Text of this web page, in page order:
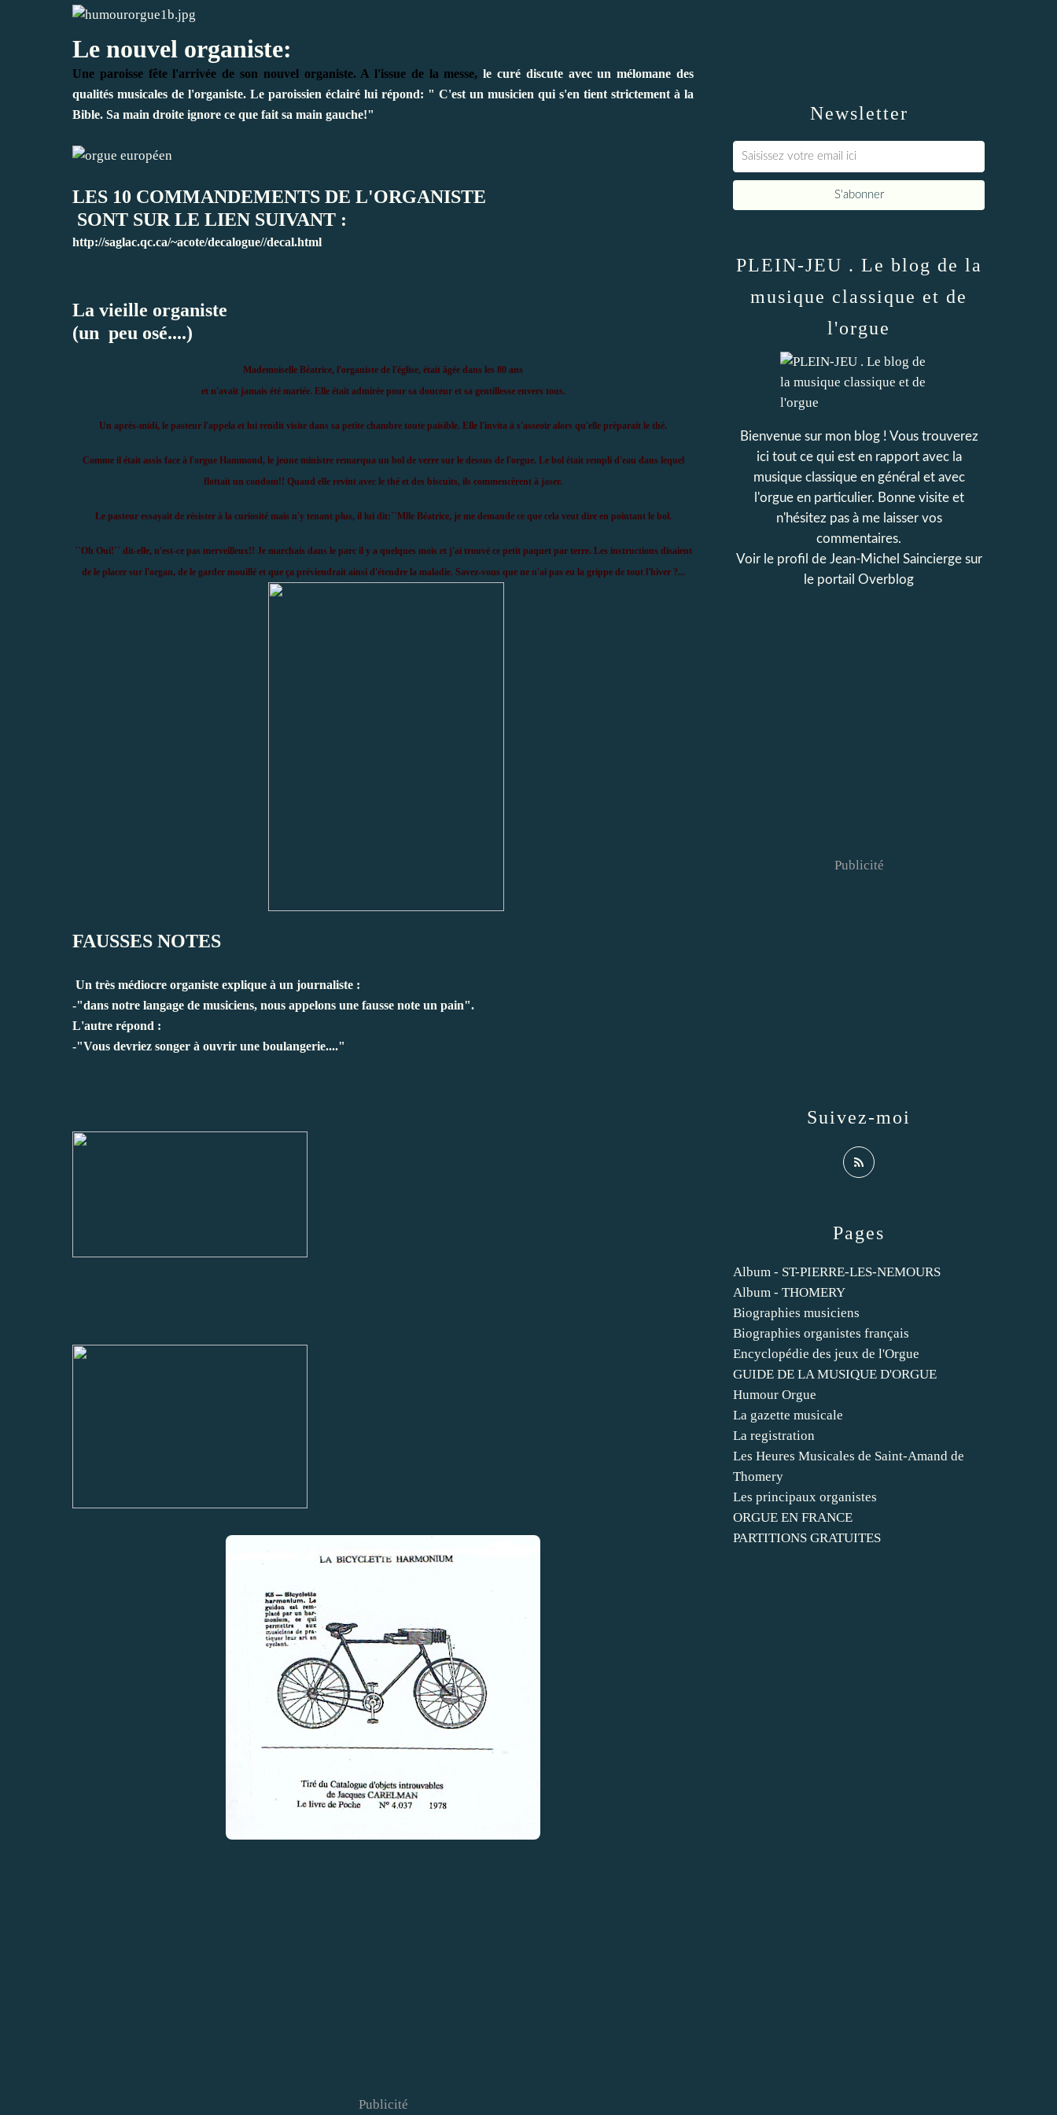
Le nouvel organiste:
Une paroisse fête l'arrivée de son nouvel organiste. A l'issue de la messe, le curé discute avec un mélomane des
qualités musicales de l'organiste. Le paroissien éclairé lui répond: " C'est un musicien qui s'en tient strictement à la
Bible. Sa main droite ignore ce que fait sa main gauche!"
LES 10 COMMANDEMENTS DE L'ORGANISTE
SONT SUR LE LIEN SUIVANT :
http://saglac.qc.ca/~acote/decalogue//decal.html
La vieille organiste
(un peu osé....)
Mademoiselle Béatrice, l'organiste de l'église, était âgée dans les 80 ans
et n'avait jamais été mariée. Elle était admirée pour sa douceur et sa gentillesse envers tous.
Un après-midi, le pasteur l'appela et lui rendit visite dans sa petite chambre toute paisible. Elle l'invita à s'asseoir alors qu'elle préparait le thé.
Comme il était assis face à l'orgue Hammond, le jeune ministre remarqua un bol de verre sur le dessus de l'orgue. Le bol était rempli d'eau dans lequel
flottait un condom!! Quand elle revint avec le thé et des biscuits, ils commencèrent à jaser.
Le pasteur essayait de résister à la curiosité mais n'y tenant plus, il lui dit:``Mlle Béatrice, je me demande ce que cela veut dire en pointant le bol.
``Oh Oui!`` dit-elle, n'est-ce pas merveilleux!! Je marchais dans le parc il y a quelques mois et j'ai trouvé ce petit paquet par terre. Les instructions disaient
de le placer sur l'organ, de le garder mouillé et que ça préviendrait ainsi d'étendre la maladie. Savez-vous que ne n'ai pas eu la grippe de tout l'hiver ?...
FAUSSES NOTES
Un très médiocre organiste explique à un journaliste :
-"dans notre langage de musiciens, nous appelons une fausse note un pain".
L'autre répond :
-"Vous devriez songer à ouvrir une boulangerie...."
Publicité
Newsletter
Pages
Album - ST-PIERRE-LES-NEMOURS
Album - THOMERY
Biographies musiciens
Biographies organistes français
Encyclopédie des jeux de l'Orgue
GUIDE DE LA MUSIQUE D'ORGUE
Humour Orgue
La gazette musicale
La registration
Les Heures Musicales de Saint-Amand de
Thomery
Les principaux organistes
ORGUE EN FRANCE
PARTITIONS GRATUITES
PLEIN-JEU . Le blog de la
musique classique et de
l'orgue
Bienvenue sur mon blog ! Vous trouverez
ici tout ce qui est en rapport avec la
musique classique en général et avec
l'orgue en particulier. Bonne visite et
n'hésitez pas à me laisser vos
commentaires.
Voir le profil de Jean-Michel Sainciergesur
le portail Overblog
Suivez-moi
Publicité